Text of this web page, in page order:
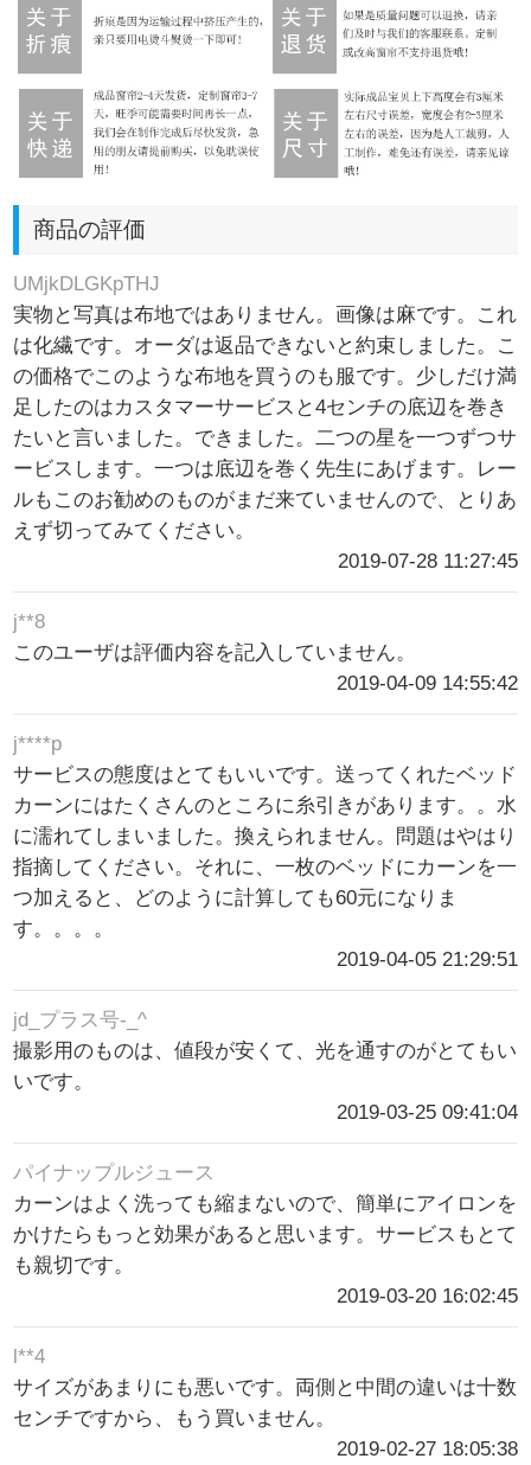
商品の評価
UMjkDLGKpTHJ
実物と写真は布地ではありません。画像は麻です。これ
は化繊です。オーダは返品できないと約束しました。こ
の価格でこのような布地を買うのも服です。少しだけ満
足したのはカスタマーサービスと4センチの底辺を巻き
たいと言いました。できました。二つの星を一つずつサ
ービスします。一つは底辺を巻く先生にあげます。レー
ルもこのお勧めのものがまだ来ていませんので、とりあ
えず切ってみてください。
2019-07-28 11:27:45
j**8
このユーザは評価内容を記入していません。
2019-04-09 14:55:42
j****p
サービスの態度はとてもいいです。送ってくれたベッド
カーンにはたくさんのところに糸引きがあります。。水
に濡れてしまいました。換えられません。問題はやはり
指摘してください。それに、一枚のベッドにカーンを一
つ加えると、どのように計算しても60元になりま
す。。。。
2019-04-05 21:29:51
jd_プラス号-_^
撮影用のものは、値段が安くて、光を通すのがとてもい
いです。
2019-03-25 09:41:04
パイナップルジュース
カーンはよく洗っても縮まないので、簡単にアイロンを
かけたらもっと効果があると思います。サービスもとて
も親切です。
2019-03-20 16:02:45
l**4
サイズがあまりにも悪いです。両側と中間の違いは十数
センチですから、もう買いません。
2019-02-27 18:05:38